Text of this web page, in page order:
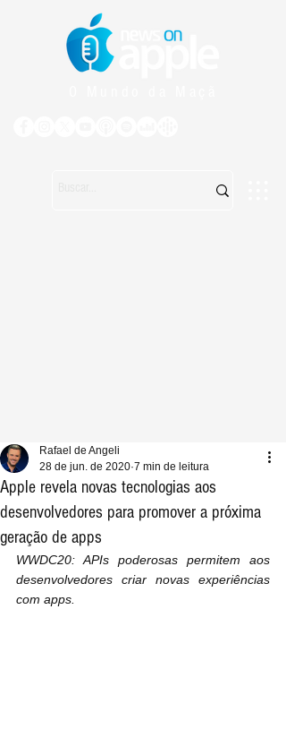
Apple revela novas tecnologias aos
desenvolvedores para promover a próxima
geração de apps
Rafael de Angeli
28 de jun. de 2020 7 min de leitura
WWDC20: APIs poderosas permitem aos
desenvolvedores criar novas experiências
com apps.